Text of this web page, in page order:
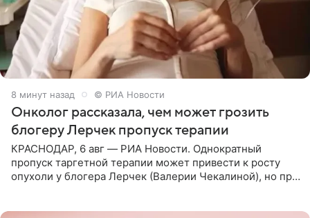
8 минут назад © РИА Новости
Онколог рассказала, чем может грозить
блогеру Лерчек пропуск терапии
КРАСНОДАР, 6 авг — РИА Новости. Однократный
пропуск таргетной терапии может привести к росту
опухоли у блогера Лерчек (Валерии Чекалиной), но при